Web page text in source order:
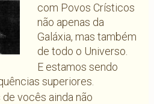
com Povos Crísticos
não apenas da
Galáxia, mas também
de todo o Universo.
E estamos sendo
superiores.
vocês ainda não